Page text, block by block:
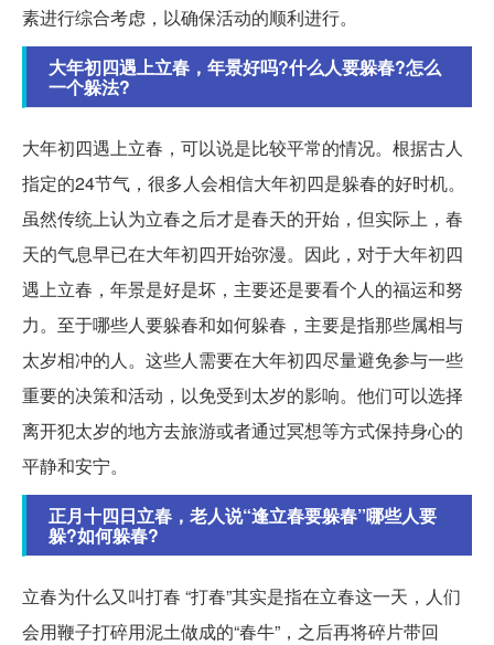
素进行综合考虑，以确保活动的顺利进行。
大年初四遇上立春，年景好吗?什么人要躲春?怎么
一个躲法?
大年初四遇上立春，可以说是比较平常的情况。根据古人
指定的24节气，很多人会相信大年初四是躲春的好时机。
虽然传统上认为立春之后才是春天的开始，但实际上，春
天的气息早已在大年初四开始弥漫。因此，对于大年初四
遇上立春，年景是好是坏，主要还是要看个人的福运和努
力。至于哪些人要躲春和如何躲春，主要是指那些属相与
太岁相冲的人。这些人需要在大年初四尽量避免参与一些
重要的决策和活动，以免受到太岁的影响。他们可以选择
离开犯太岁的地方去旅游或者通过冥想等方式保持身心的
平静和安宁。
正月十四日立春，老人说“逢立春要躲春”哪些人要
躲?如何躲春?
立春为什么又叫打春 “打春”其实是指在立春这一天，人们
会用鞭子打碎用泥土做成的“春牛”，之后再将碎片带回